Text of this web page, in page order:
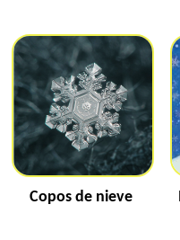
Copos de nieve